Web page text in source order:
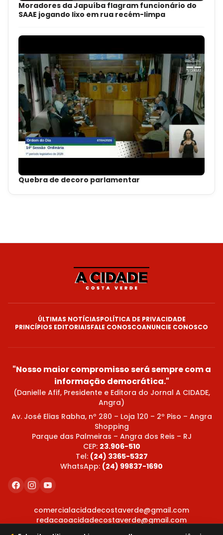
Moradores da Japuíba flagram funcionário do
SAAE jogando lixo em rua recém-limpa
Quebra de decoro parlamentar
ÚLTIMAS NOTÍCIASPOLÍTICA DE PRIVACIDADE
PRINCÍPIOS EDITORIAISFALE CONOSCOANUNCIE CONOSCO
"Nosso maior compromisso será sempre com a
informação democrática."
(Danielle Afif, Presidente e Editora do Jornal A CIDADE,
Angra)
Av. José Elias Rabha, nº 280 – Loja 120 – 2º Piso – Angra
Shopping
Parque das Palmeiras – Angra dos Reis – RJ
CEP: 23.906-510
Tel: (24) 3365-5327
WhatsApp: (24) 99837-1690
comercialacidadecostaverde@gmail.com
redacaoacidadecostaverde@gmail.com